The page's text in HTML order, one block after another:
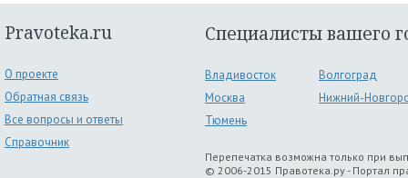
Pravoteka.ru
О проекте
Обратная связь
Все вопросы и ответы
Справочник
Специалисты вашего
Владивосток
Волгоград
Москва
Нижний-
Тюмень
Перепечатка возможна только при
© 2006-2015 Правотека.ру - Портал